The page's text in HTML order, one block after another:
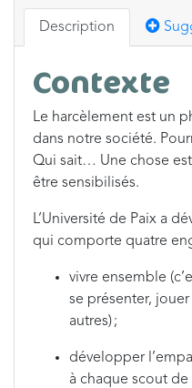
Description
Contexte
Le harcèlement est un
dans notre société.
Qui sait… Une chose
être sensibilisés.
L’Université de Paix a
qui comporte quatre
vivre ensemble
se présenter,
autres) ;
développer
à chaque scout de